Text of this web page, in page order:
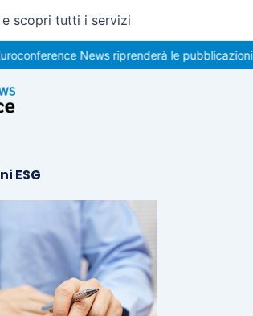
scopri tutti i servizi
News riprenderà le pubblicazioni
ESG